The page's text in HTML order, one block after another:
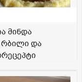
მინდა
რბილი და